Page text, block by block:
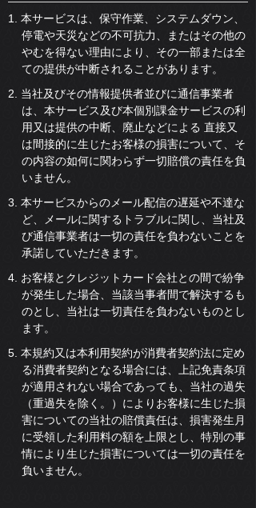
1. 本サービスは、保守作業、システムダウン、
停電や天災などの不可抗力、またはその他の
やむを得ない理由により、その一部または全
ての提供が中断されることがあります。
2. 当社及びその情報提供者並びに通信事業者
は、本サービス及び本個別課金サービスの利
用又は提供の中断、廃止などによる 直接又
は間接的に生じたお客様の損害について、そ
の内容の如何に関わらず一切賠償の責任を負
いません。
3. 本サービスからのメール配信の遅延や不達な
ど、メールに関するトラブルに関し、当社及
び通信事業者は一切の責任を負わないことを
承諾していただきます。
4. お客様とクレジットカード会社との間で紛争
が発生した場合、当該当事者間で解決するも
のとし、当社は一切責任を負わないものとし
ます。
5. 本規約又は本利用契約が消費者契約法に定め
る消費者契約となる場合には、上記免責条項
が適用されない場合であっても、当社の過失
（重過失を除く。）によりお客様に生じた損
害についての当社の賠償責任は、損害発生月
に受領した利用料の額を上限とし、特別の事
情により生じた損害については一切の責任を
負いません。